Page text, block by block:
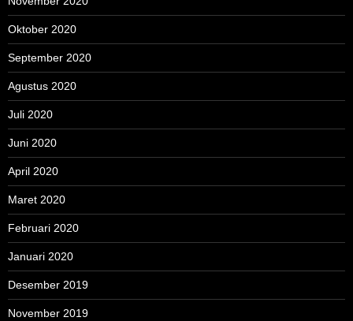
Oktober 2020
September 2020
Agustus 2020
Juli 2020
Juni 2020
April 2020
Maret 2020
Februari 2020
Januari 2020
Desember 2019
November 2019